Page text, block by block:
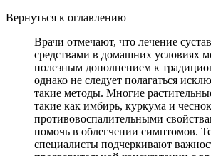
Вернуться к оглавлению
Врачи отмечают, что лечение
средствами в домашних условиях
полезным дополнением к
однако не следует полагаться
такие методы. Многие
такие как имбирь, куркума и
противовоспалительными
помочь в облегчении симптомов.
специалисты подчеркивают